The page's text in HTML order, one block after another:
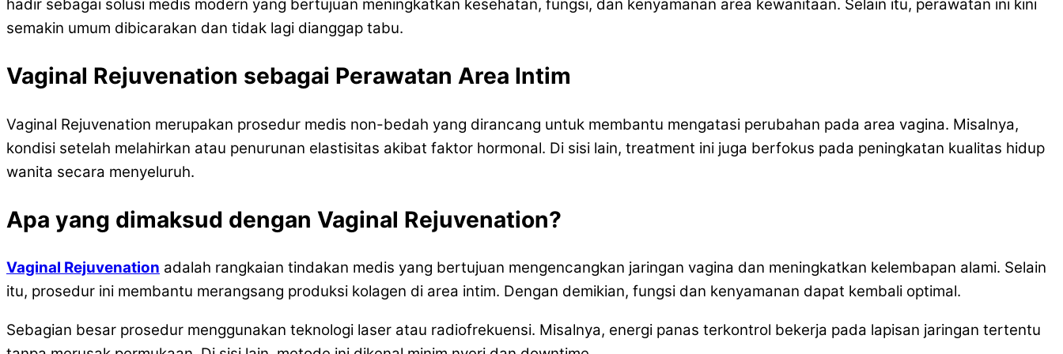
hadir sebagai solusi medis modern yang bertujuan meningkatkan kesehatan, fungsi, dan kenyamanan area kewanitaan. Selain itu, perawatan ini kini
semakin umum dibicarakan dan tidak lagi dianggap tabu.
Vaginal Rejuvenation sebagai Perawatan Area Intim
Vaginal Rejuvenation merupakan prosedur medis non-bedah yang dirancang untuk membantu mengatasi perubahan pada area vagina. Misalnya,
kondisi setelah melahirkan atau penurunan elastisitas akibat faktor hormonal. Di sisi lain, treatment ini juga berfokus pada peningkatan kualitas hidup
wanita secara menyeluruh.
Apa yang dimaksud dengan Vaginal Rejuvenation?
Vaginal Rejuvenation adalah rangkaian tindakan medis yang bertujuan mengencangkan jaringan vagina dan meningkatkan kelembapan alami. Selain
itu, prosedur ini membantu merangsang produksi kolagen di area intim. Dengan demikian, fungsi dan kenyamanan dapat kembali optimal.
Sebagian besar prosedur menggunakan teknologi laser atau radiofrekuensi. Misalnya, energi panas terkontrol bekerja pada lapisan jaringan tertentu